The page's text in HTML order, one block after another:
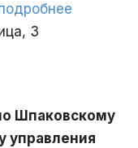
3
Шпаковскому
управления